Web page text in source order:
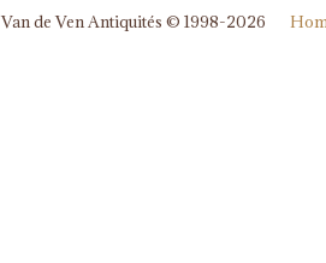
Van de Ven Antiquités © 1998-2026